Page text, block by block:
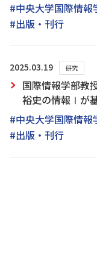
#中央大学国際情報
#出版・刊行
2025.03.19 研究
国際情報学部教
裕史の情報Ⅰが
#中央大学国際情報
#出版・刊行